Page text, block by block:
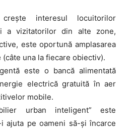
interesul locuitorilor
a vizitatorilor din alte zone,
este oportună amplasarea
una la fiecare obiectiv).
este o bancă alimentată
electrică gratuită în aer
mobile.
urban inteligent” este
ajuta pe oameni să-și încarce